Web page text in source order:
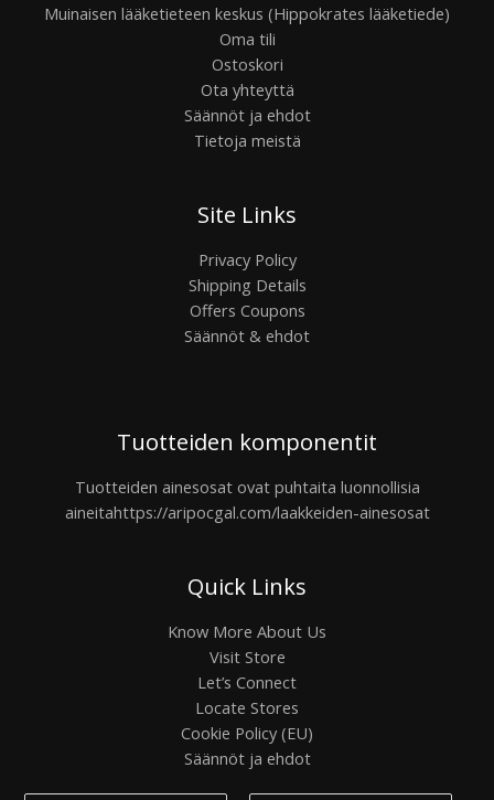
Muinaisen lääketieteen keskus (Hippokrates lääketiede)
Oma tili
Ostoskori
Ota yhteyttä
Säännöt ja ehdot
Tietoja meistä
Site Links
Privacy Policy
Shipping Details
Offers Coupons
Säännöt & ehdot
Tuotteiden komponentit
Tuotteiden ainesosat ovat puhtaita luonnollisia
aineitahttps://aripocgal.com/laakkeiden-ainesosat
Quick Links
Know More About Us
Visit Store
Let’s Connect
Locate Stores
Cookie Policy (EU)
Säännöt ja ehdot